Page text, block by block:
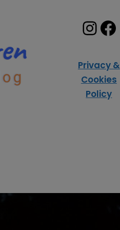
Privacy &
Cookies
Policy